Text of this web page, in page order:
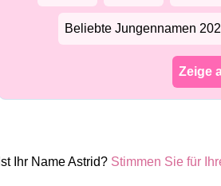
Beliebte Jungennamen
Zeige
Ist Ihr Name Astrid? Stimmen Sie für